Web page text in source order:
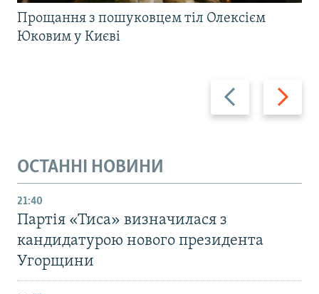
Назад Вперед
Прощання з пошуковцем тіл Олексієм
Юковим у Києві
ОСТАННІ НОВИНИ
21:40
Партія «Тиса» визначилася з
кандидатурою нового президента
Угорщини